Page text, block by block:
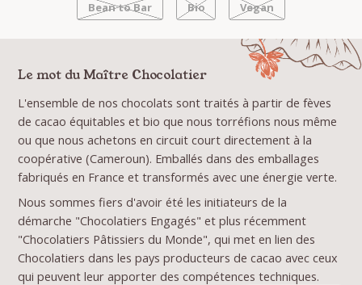
Bean to Bar Bio Vegan
Le mot du Maître Chocolatier
L'ensemble de nos chocolats sont traités à partir de fèves
de cacao équitables et bio que nous torréfions nous même
ou que nous achetons en circuit court directement à la
coopérative (Cameroun). Emballés dans des emballages
fabriqués en France et transformés avec une énergie verte.
Nous sommes fiers d'avoir été les initiateurs de la
démarche "Chocolatiers Engagés" et plus récemment
"Chocolatiers Pâtissiers du Monde", qui met en lien des
Chocolatiers dans les pays producteurs de cacao avec ceux
qui peuvent leur apporter des compétences techniques.